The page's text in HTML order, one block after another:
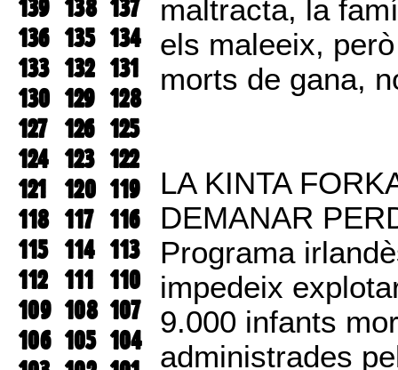
139 138 137
136 135 134
133 132 131
130 129 128
127 126 125
124 123 122
121
120 119
118 117 116
115 114 113
112 111 110
109 108 107
106 105 104
maltracta, la
els maleeix,
morts de gana,
LA KINTA
DEMANAR
Programa
impedeix
9.000 infants
administrades